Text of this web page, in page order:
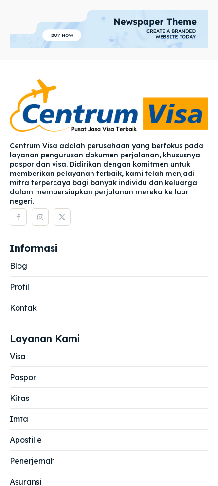
Centrum Visa adalah perusahaan yang berfokus pada
layanan pengurusan dokumen perjalanan, khususnya
paspor dan visa. Didirikan dengan komitmen untuk
memberikan pelayanan terbaik, kami telah menjadi
mitra terpercaya bagi banyak individu dan keluarga
dalam mempersiapkan perjalanan mereka ke luar
negeri.
Informasi
Blog
Profil
Kontak
Layanan Kami
Visa
Paspor
Kitas
Imta
Apostille
Penerjemah
Asuransi